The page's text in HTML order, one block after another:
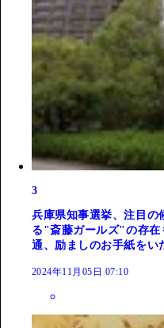
3
兵庫県知事選挙、注目
る"斎藤ガールズ"の存在
通、励ましのお手紙をい
2024年11月05日 07:10